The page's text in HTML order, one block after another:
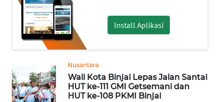
Install Aplikasi
Nusantara
Wali Kota Binjai Lepas Jalan Santai
HUT ke-111 GMI Getsemani dan
HUT ke-108 PKMI Binjai
SERBA-
SERBI
Informasi
INDEKS
BERITA